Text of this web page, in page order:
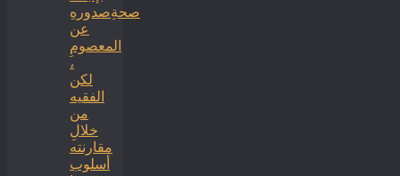
صحةِصدورهِ
عن
المعصومِ
،
لكن
الفقيه
من
خلالِ
مقارنته
أسلوب